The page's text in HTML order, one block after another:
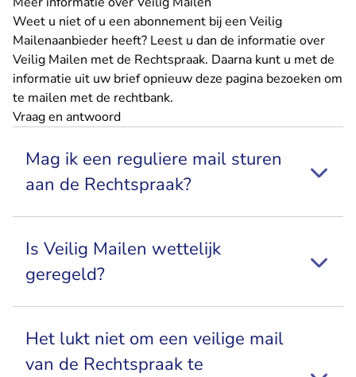
Weet u niet of u een abonnement bij een Veilig
Mailenaanbieder heeft? Leest u dan de informatie over
Veilig Mailen met de Rechtspraak. Daarna kunt u met de
informatie uit uw brief opnieuw deze pagina bezoeken om
te mailen met de rechtbank.
Vraag en antwoord
Mag ik een reguliere mail sturen
aan de Rechtspraak?
Is Veilig Mailen wettelijk
geregeld?
Het lukt niet om een veilige mail
van de Rechtspraak te